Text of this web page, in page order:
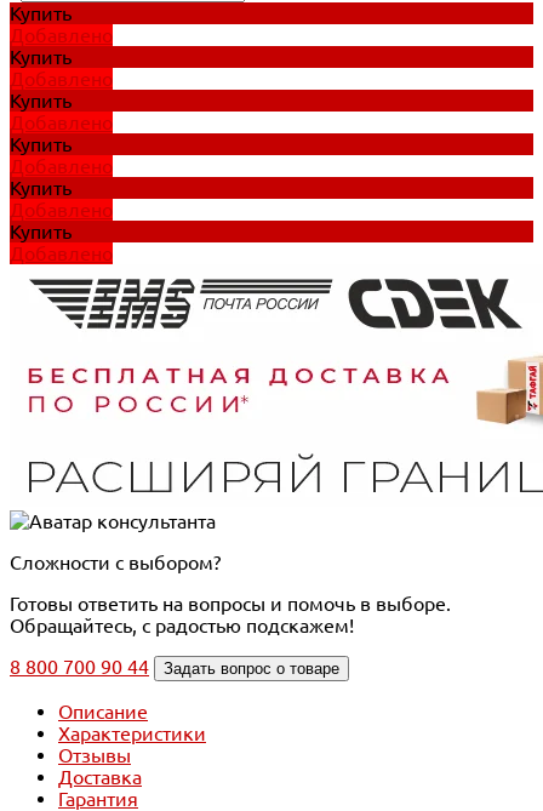
Купить
Добавлено
Купить
Добавлено
Купить
Добавлено
Купить
Добавлено
Купить
Добавлено
Купить
Добавлено
Сложности с выбором?
Готовы ответить на вопросы и помочь в выборе.
Обращайтесь, с радостью подскажем!
8 800 700 90 44
Задать вопрос о товаре
Описание
Характеристики
Отзывы
Доставка
Гарантия